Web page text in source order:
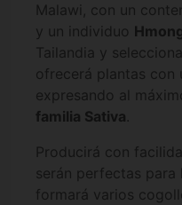
Malawi, con un
y un individuo
Tailandia y
ofrecerá plantas con
expresando al
familia Sativa.
Producirá con
serán perfectas para
formará varios